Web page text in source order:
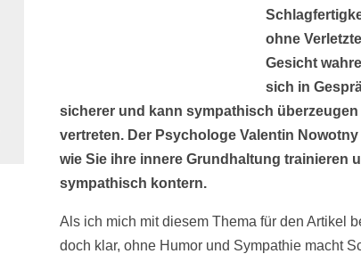
ohne
Gesicht
sich in
sicherer und kann sympathisch
vertreten. Der Psychologe Valentin
wie Sie ihre innere Grundhaltung trainieren
sympathisch kontern.
Als ich mich mit diesem Thema für den Artikel
doch klar, ohne Humor und Sympathie macht